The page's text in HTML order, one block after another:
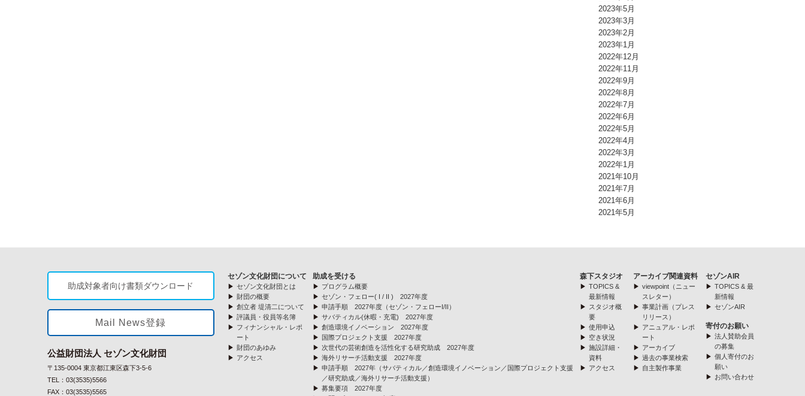
2023年5月
2023年3月
2023年2月
2023年1月
2022年12月
2022年11月
2022年9月
2022年8月
2022年7月
2022年6月
2022年5月
2022年4月
2022年3月
2022年1月
2021年10月
2021年7月
2021年6月
2021年5月
助成対象者向け書類ダウンロード
Mail News登録
公益財団法人 セゾン文化財団
〒135-0004 東京都江東区森下3-5-6
TEL：03(3535)5566
FAX：03(3535)5565
セゾン文化財団について
セゾン文化財団とは
財団の概要
創立者 堤清二について
評議員・役員等名簿
フィナンシャル・レポ
ート
財団のあゆみ
アクセス
助成を受ける
プログラム概要
セゾン・フェロー( I / II ) 2027年度
申請手順 2027年度（セゾン・フェローI/II）
サバティカル(休暇・充電) 2027年度
創造環境イノベーション 2027年度
国際プロジェクト支援 2027年度
次世代の芸術創造を活性化する研究助成 2027年度
海外リサーチ活動支援 2027年度
申請手順 2027年（サバティカル／創造環境イノベーション／国際プロジェクト支援
／研究助成／海外リサーチ活動支援）
募集要項 2027年度
森下スタジオ
TOPICS &
最新情報
スタジオ概
要
使用申込
空き状況
施設詳細・
資料
アクセス
アーカイブ関連資料
viewpoint（ニュー
スレター）
事業計画（プレス
リリース）
アニュアル・レポ
ート
アーカイブ
過去の事業検索
自主製作事業
セゾンAIR
TOPICS & 最
新情報
セゾンAIR
寄付のお願い
法人賛助会員
の募集
個人寄付のお
願い
お問い合わせ